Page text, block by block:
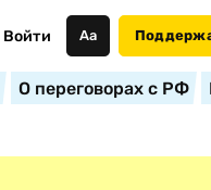
Войти Аа
О переговорах с РФ